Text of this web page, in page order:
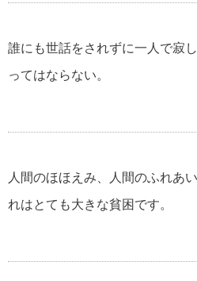
誰にも世話をされずに一人で寂
ってはならない。
人間のほほえみ、人間のふれあ
れはとても大きな貧困です。